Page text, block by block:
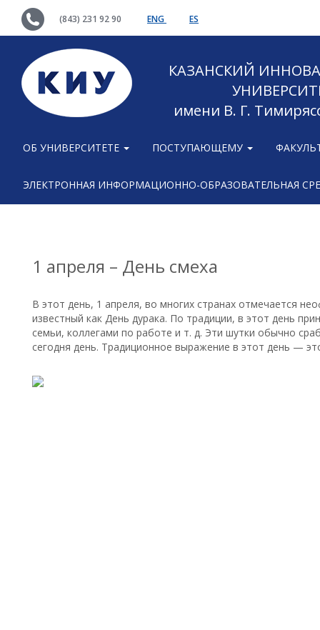
(843) 231 92 90 ENG ES
КАЗАНСКИЙ
имени В. Г.
ОБ УНИВЕРСИТЕТЕ ПОСТУПАЮЩЕМУ
ЭЛЕКТРОННАЯ ИНФОРМАЦИОННО-ОБРАЗОВАТЕЛЬНАЯ
1 апреля – День смеха
В этот день, 1 апреля, во многих странах отмечается
известный как День дурака. По традиции, в этот день
семьи, коллегами по работе и т. д. Эти шутки обычно
сегодня день. Традиционное выражение в этот день —